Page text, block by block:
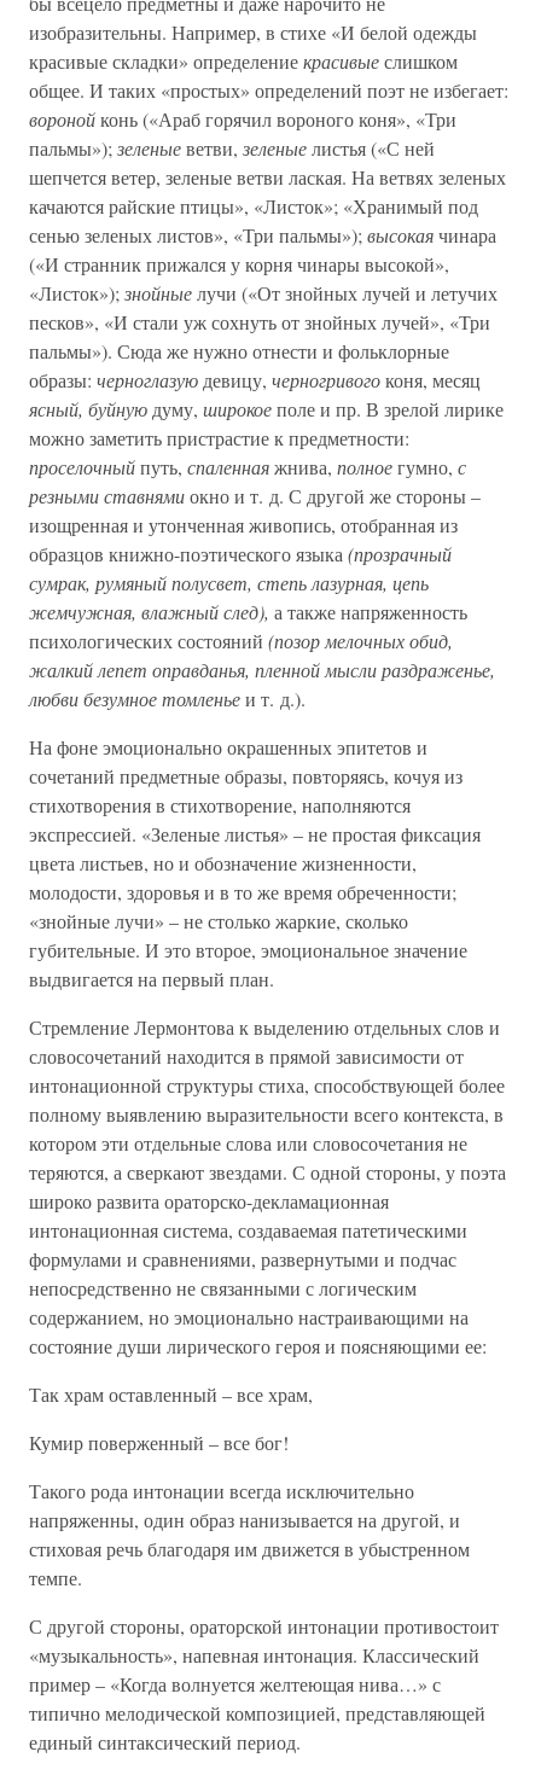
изобразительны. Например, в стихе «И белой одежды
красивые складки» определениекрасивыеслишком
общее. И таких «простых» определений поэт не избегает:
воронойконь («Араб горячил вороного коня», «Три
пальмы»); зеленыеветви, зеленыелистья («С ней
шепчется ветер, зеленые ветви лаская. На ветвях зеленых
качаются райские птицы», «Листок»; «Хранимый под
сенью зеленых листов», «Три пальмы»); высокаячинара
(«И странник прижался у корня чинары высокой»,
«Листок»); знойныелучи («От знойных лучей и летучих
песков», «И стали уж сохнуть от знойных лучей», «Три
пальмы»). Сюда же нужно отнести и фольклорные
образы: черноглазую девицу, черногривогоконя, месяц
ясный, буйную думу, широкоеполе и пр. В зрелой лирике
можно заметить пристрастие к предметности:
проселочныйпуть, спаленнаяжнива, полноегумно, с
резными ставнямиокно и т. д. С другой же стороны –
изощренная и утонченная живопись, отобранная из
образцов книжно-поэтического языка (прозрачный
сумрак, румяный полусвет, степь лазурная, цепь
жемчужная, влажный след), а также напряженность
психологических состояний (позор мелочных обид,
жалкий лепет оправданья, пленной мысли раздраженье,
любви безумное томленьеи т. д.).
На фоне эмоционально окрашенных эпитетов и
сочетаний предметные образы, повторяясь, кочуя из
стихотворения в стихотворение, наполняются
экспрессией. «Зеленые листья» – не простая фиксация
цвета листьев, но и обозначение жизненности,
молодости, здоровья и в то же время обреченности;
«знойные лучи» – не столько жаркие, сколько
губительные. И это второе, эмоциональное значение
выдвигается на первый план.
Стремление Лермонтова к выделению отдельных слов и
словосочетаний находится в прямой зависимости от
интонационной структуры стиха, способствующей более
полному выявлению выразительности всего контекста, в
котором эти отдельные слова или словосочетания не
теряются, а сверкают звездами. С одной стороны, у поэта
широко развита ораторско-декламационная
интонационная система, создаваемая патетическими
формулами и сравнениями, развернутыми и подчас
непосредственно не связанными с логическим
содержанием, но эмоционально настраивающими на
состояние души лирического героя и поясняющими ее:
Так храм оставленный – все храм,
Кумир поверженный – все бог!
Такого рода интонации всегда исключительно
напряженны, один образ нанизывается на другой, и
стиховая речь благодаря им движется в убыстренном
темпе.
С другой стороны, ораторской интонации противостоит
«музыкальность», напевная интонация. Классический
пример – «Когда волнуется желтеющая нива…» с
типично мелодической композицией, представляющей
единый синтаксический период.